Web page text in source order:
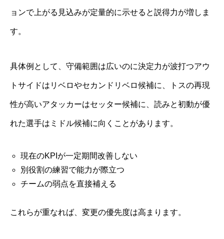
ョンで上がる見込みが定量的に示せると説得力が増しま
す。
具体例として、守備範囲は広いのに決定力が波打つアウ
トサイドはリベロやセカンドリベロ候補に、トスの再現
性が高いアタッカーはセッター候補に、読みと初動が優
れた選手はミドル候補に向くことがあります。
現在のKPIが一定期間改善しない
別役割の練習で能力が際立つ
チームの弱点を直接補える
これらが重なれば、変更の優先度は高まります。